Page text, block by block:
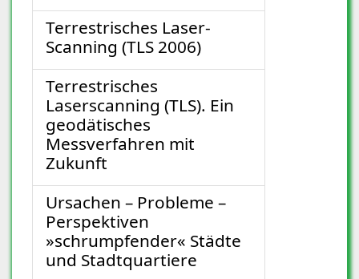
Terrestrisches Laser-
Scanning (TLS 2006)
Terrestrisches
Laserscanning (TLS). Ein
geodätisches
Messverfahren mit
Zukunft
Ursachen – Probleme –
Perspektiven
»schrumpfender« Städte
und Stadtquartiere